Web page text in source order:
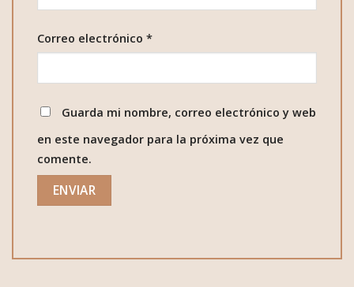
Correo electrónico *
Guarda mi nombre, correo electrónico y web
en este navegador para la próxima vez que
comente.